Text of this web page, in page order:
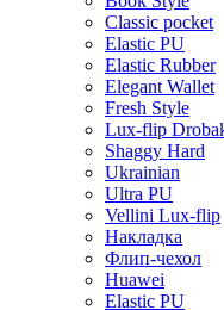
Classic pocket
Elastic PU
Elastic Rubber
Elegant Wallet
Fresh Style
Lux-flip
Shaggy Hard
Ukrainian
Ultra PU
Vellini Lux-flip
Накладка
Флип-чехол
Huawei
Elastic PU